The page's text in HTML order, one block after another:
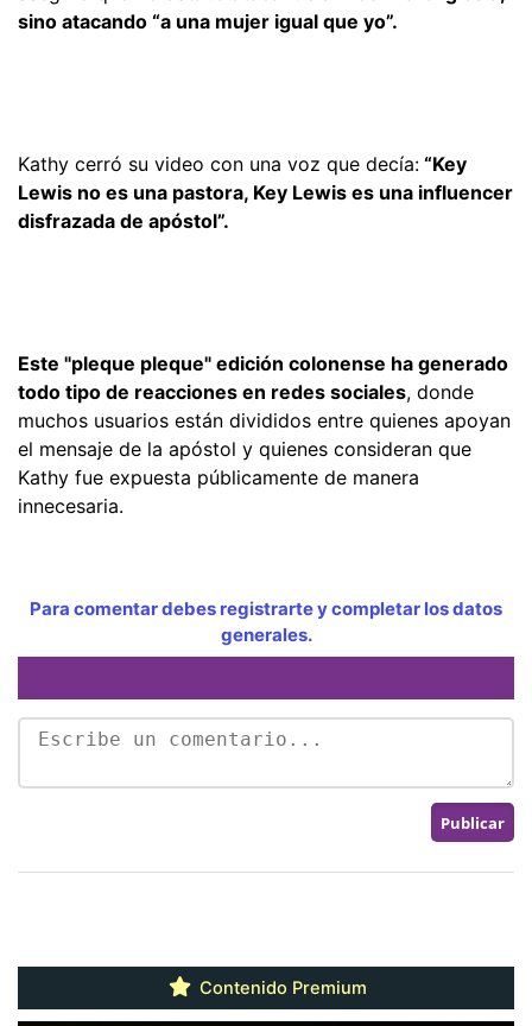
sino atacando “a una mujer igual que yo”.
Kathy cerró su video con una voz que decía: “Key
Lewis no es una pastora, Key Lewis es una influencer
disfrazada de apóstol”.
Este "pleque pleque" edición colonense ha generado
todo tipo de reacciones en redes sociales, donde
muchos usuarios están divididos entre quienes apoyan
el mensaje de la apóstol y quienes consideran que
Kathy fue expuesta públicamente de manera
innecesaria.
Para comentar debes registrarte y completar los datos
generales.
Contenido Premium